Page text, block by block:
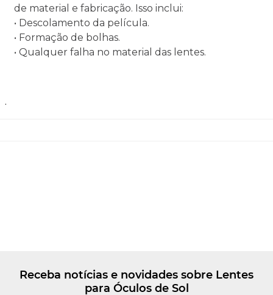
de material e fabricação. Isso inclui:
• Descolamento da película.
• Formação de bolhas.
• Qualquer falha no material das lentes.
.
Receba notícias e novidades sobre Lentes
para Óculos de Sol